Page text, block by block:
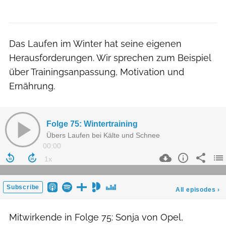
Das Laufen im Winter hat seine eigenen
Herausforderungen. Wir sprechen zum Beispiel
über Trainingsanpassung, Motivation und
Ernährung.
Mitwirkende in Folge 75: Sonja von Opel,